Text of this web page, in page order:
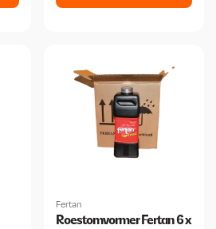
Fertan
Roestomvormer Fertan 6 x